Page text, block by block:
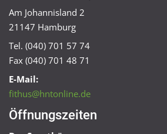
Am Johannisland 2
21147 Hamburg
Tel. (040) 701 57 74
Fax (040) 701 48 71
E-Mail:
fithus@hntonline.de
Öffnungszeiten